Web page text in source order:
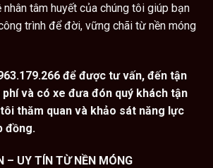
nhân tâm huyết của chúng tôi giúp bạn
trình để đời, vững chãi từ nền móng
để được tư vấn, đến tận
và có xe đưa đón quý khách tận
thăm quan và khảo sát năng lực
đồng.
– UY TÍN TỪ NỀN MÓNG